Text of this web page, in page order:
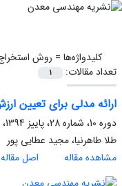
کلیدواژه‌ها = روش
تعداد مقالات:
1
ارائه مدلی برای تعیین
دوره 10، شماره 28، پاییز 1394، صفحه
طلا طاهرنیا، مجید عطایی پور
مشاهده مقاله
اصل مقاله